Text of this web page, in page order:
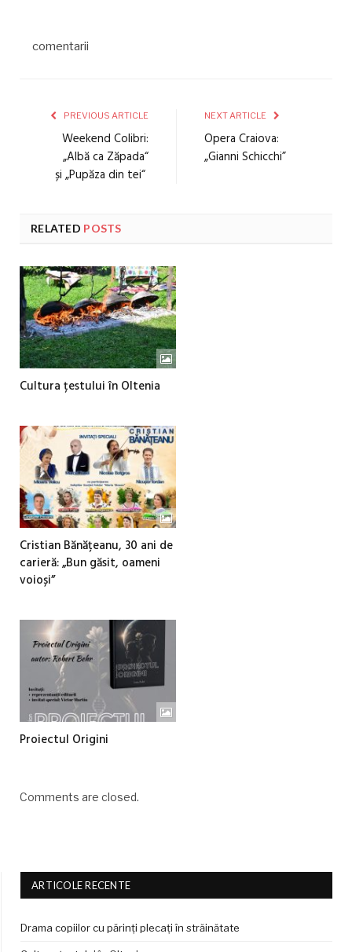
comentarii
PREVIOUS ARTICLE
Weekend Colibri:
„Albă ca Zăpada“
și „Pupăza din tei“
NEXT ARTICLE
Opera Craiova:
„Gianni Schicchi”
RELATED POSTS
Cultura țestului în Oltenia
Cristian Bănățeanu, 30 ani de
carieră: „Bun găsit, oameni
voioși”
Proiectul Origini
Comments are closed.
ARTICOLE RECENTE
Drama copiilor cu părinți plecați în străinătate